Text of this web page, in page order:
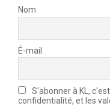
Nom
É-mail
S'abonner à KL,
confidentialité, et les